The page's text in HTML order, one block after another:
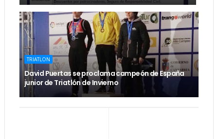
TRIATLON
David Puertas se proclama campeón de España
junior de Triatlón de Invierno